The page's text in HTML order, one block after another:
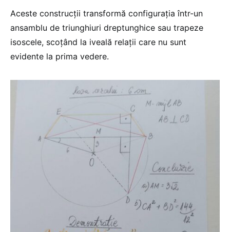
Aceste construcții transformă configurația într-un
ansamblu de triunghiuri dreptunghice sau trapeze
isoscele, scoțând la iveală relații care nu sunt
evidente la prima vedere.